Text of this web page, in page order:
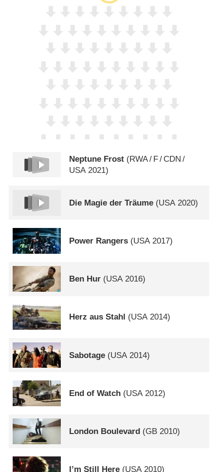
Neptune Frost (RWA/ F/ CDN /
USA2021)
Die Magie der Träume (USA 2020)
Power Rangers (USA2017)
Ben Hur (USA2016)
Herz aus Stahl (USA2014)
Sabotage (USA 2014)
End of Watch (USA 2012)
London Boulevard (GB 2010)
I’m Still Here (USA2010)